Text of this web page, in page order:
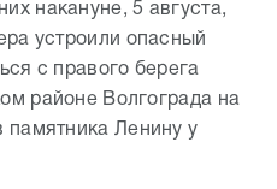
накануне, 5 августа,
устроили опасный
с правого берега
районе Волгограда на
памятника Ленину у